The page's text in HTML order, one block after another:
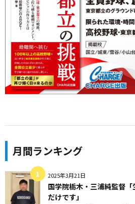
月間ランキング
2025年3月21日
国学院栃木・三浦純監督
だけです」